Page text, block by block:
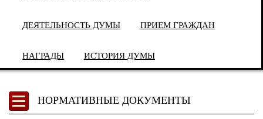
ДЕЯТЕЛЬНОСТЬ ДУМЫ ПРИЕМ ГРАЖДАН
НАГРАДЫ ИСТОРИЯ ДУМЫ
НОРМАТИВНЫЕ ДОКУМЕНТЫ